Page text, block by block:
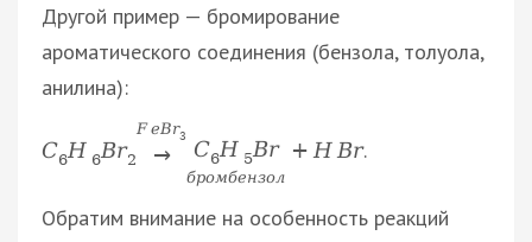
Другой пример — бромирование
ароматического соединения (бензола, толуола,
анилина):
C6H 6Br2
FeBr3
→ C6H 5Br
бромбензол
+ H Br.
Обратим внимание на особенность реакций